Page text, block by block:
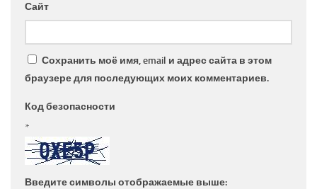
Сайт
Сохранить моё имя, email и адрес сайта в этом
браузере для последующих моих комментариев.
Код безопасности
*
Введите символы отображаемые выше: